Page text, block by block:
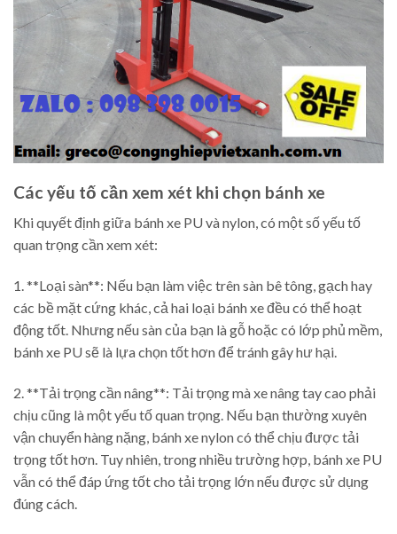
Các yếu tố cần xem xét khi chọn bánh xe
Khi quyết định giữa bánh xe PU và nylon, có một số yếu tố
quan trọng cần xem xét:
1. **Loại sàn**: Nếu bạn làm việc trên sàn bê tông, gạch hay
các bề mặt cứng khác, cả hai loại bánh xe đều có thể hoạt
động tốt. Nhưng nếu sàn của bạn là gỗ hoặc có lớp phủ mềm,
bánh xe PU sẽ là lựa chọn tốt hơn để tránh gây hư hại.
2. **Tải trọng cần nâng**: Tải trọng mà xe nâng tay cao phải
chịu cũng là một yếu tố quan trọng. Nếu bạn thường xuyên
vận chuyển hàng nặng, bánh xe nylon có thể chịu được tải
trọng tốt hơn. Tuy nhiên, trong nhiều trường hợp, bánh xe PU
vẫn có thể đáp ứng tốt cho tải trọng lớn nếu được sử dụng
đúng cách.